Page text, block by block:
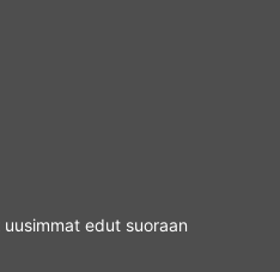
edut suoraan